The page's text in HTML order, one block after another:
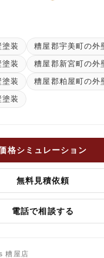
装
糟屋郡宇美町の外
装
糟屋郡新宮町の外
装
糟屋郡粕屋町の外
装
格シミュレーション
無料見積依頼
電話で相談する
糟屋店